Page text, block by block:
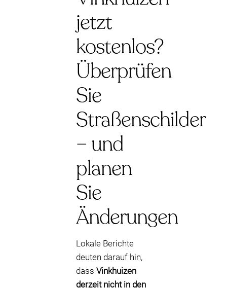
jetzt
kostenlos?
Überprüfen
Sie
Straßenschilder
– und
planen
Sie
Änderungen
Lokale Berichte
deuten darauf hin,
dass Vinkhuizen
derzeit nicht in den